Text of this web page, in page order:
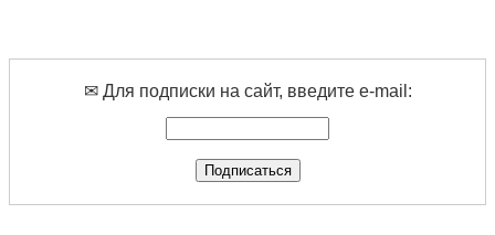
✉ Для подписки на сайт, введите e-mail: